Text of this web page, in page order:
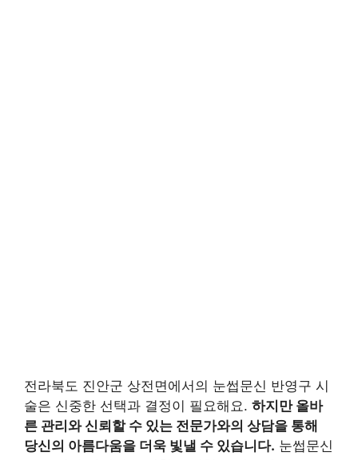
전라북도 진안군 상전면에서의 눈썹문신 반영구 시
술은 신중한 선택과 결정이 필요해요. 하지만 올바
른 관리와 신뢰할 수 있는 전문가와의 상담을 통해
당신의 아름다움을 더욱 빛낼 수 있습니다. 눈썹문신